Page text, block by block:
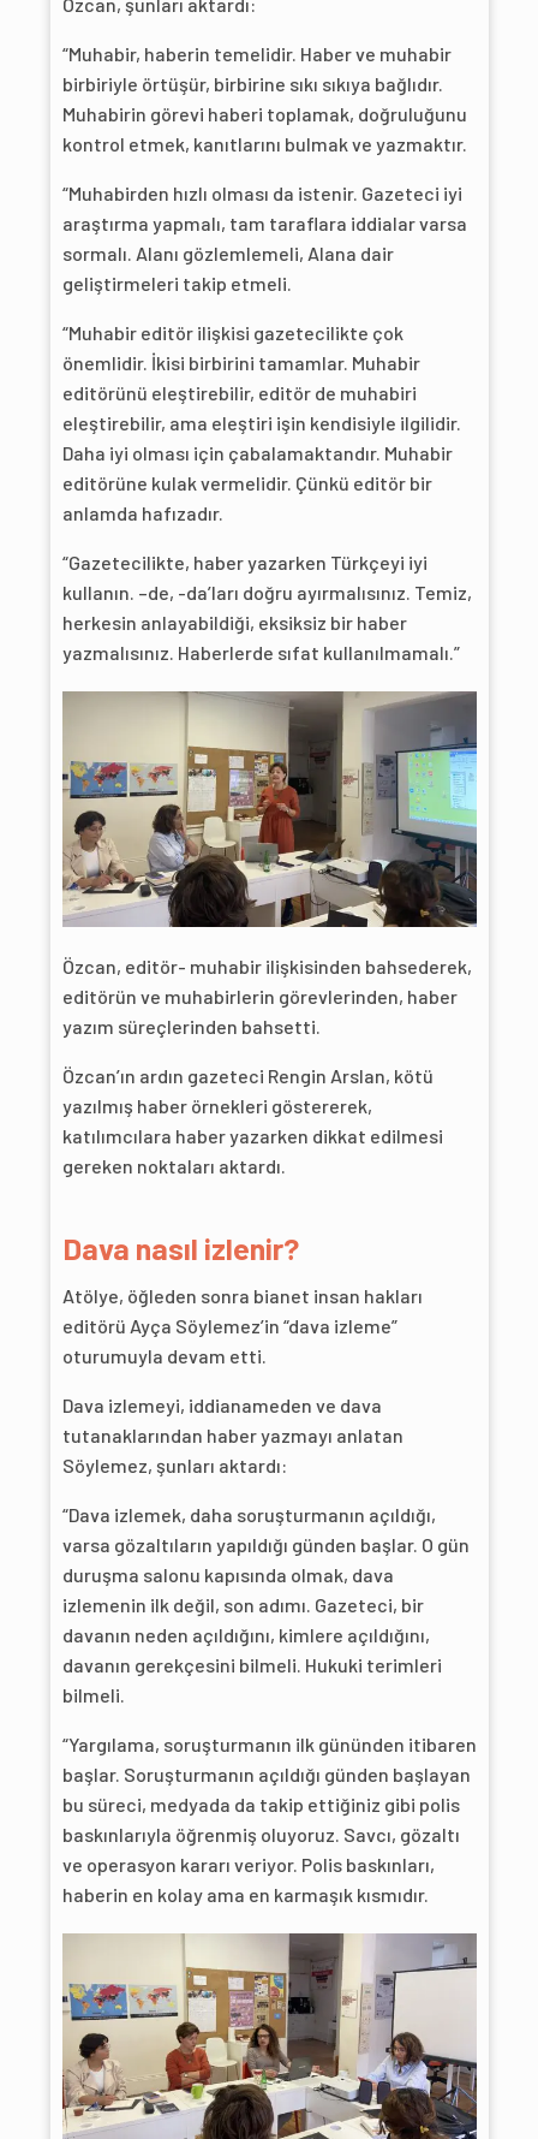
Özcan, şunları aktardı:
“Muhabir, haberin temelidir. Haber ve muhabir
birbiriyle örtüşür, birbirine sıkı sıkıya bağlıdır.
Muhabirin görevi haberi toplamak, doğruluğunu
kontrol etmek, kanıtlarını bulmak ve yazmaktır.
“Muhabirden hızlı olması da istenir. Gazeteci iyi
araştırma yapmalı, tam taraflara iddialar varsa
sormalı. Alanı gözlemlemeli, Alana dair
geliştirmeleri takip etmeli.
“Muhabir editör ilişkisi gazetecilikte çok
önemlidir. İkisi birbirini tamamlar. Muhabir
editörünü eleştirebilir, editör de muhabiri
eleştirebilir, ama eleştiri işin kendisiyle ilgilidir.
Daha iyi olması için çabalamaktandır. Muhabir
editörüne kulak vermelidir. Çünkü editör bir
anlamda hafızadır.
“Gazetecilikte, haber yazarken Türkçeyi iyi
kullanın. –de, -da’ları doğru ayırmalısınız. Temiz,
herkesin anlayabildiği, eksiksiz bir haber
yazmalısınız. Haberlerde sıfat kullanılmamalı.”
Özcan, editör- muhabir ilişkisinden bahsederek,
editörün ve muhabirlerin görevlerinden, haber
yazım süreçlerinden bahsetti.
Özcan’ın ardın gazeteci Rengin Arslan, kötü
yazılmış haber örnekleri göstererek,
katılımcılara haber yazarken dikkat edilmesi
gereken noktaları aktardı.
Dava nasıl izlenir?
Atölye, öğleden sonra bianet insan hakları
editörü Ayça Söylemez’in “dava izleme”
oturumuyla devam etti.
Dava izlemeyi, iddianameden ve dava
tutanaklarından haber yazmayı anlatan
Söylemez, şunları aktardı:
“Dava izlemek, daha soruşturmanın açıldığı,
varsa gözaltıların yapıldığı günden başlar. O gün
duruşma salonu kapısında olmak, dava
izlemenin ilk değil, son adımı. Gazeteci, bir
davanın neden açıldığını, kimlere açıldığını,
davanın gerekçesini bilmeli. Hukuki terimleri
bilmeli.
“Yargılama, soruşturmanın ilk gününden itibaren
başlar. Soruşturmanın açıldığı günden başlayan
bu süreci, medyada da takip ettiğiniz gibi polis
baskınlarıyla öğrenmiş oluyoruz. Savcı, gözaltı
ve operasyon kararı veriyor. Polis baskınları,
haberin en kolay ama en karmaşık kısmıdır.